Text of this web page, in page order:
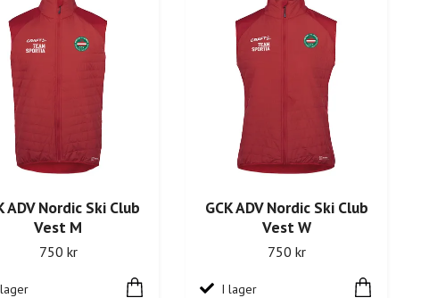
ADV Nordic Ski Club
Vest M
750 kr
GCK ADV Nordic Ski Club
Vest W
750 kr
I lager